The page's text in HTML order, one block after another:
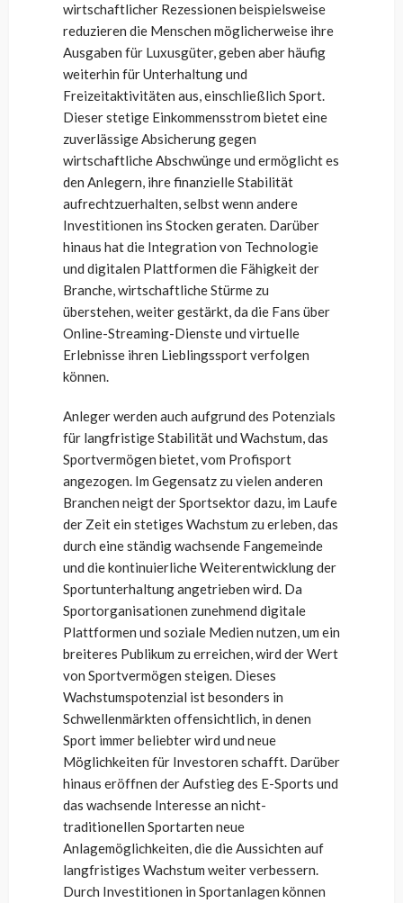
wirtschaftlicher Rezessionen beispielsweise
reduzieren die Menschen möglicherweise ihre
Ausgaben für Luxusgüter, geben aber häufig
weiterhin für Unterhaltung und
Freizeitaktivitäten aus, einschließlich Sport.
Dieser stetige Einkommensstrom bietet eine
zuverlässige Absicherung gegen
wirtschaftliche Abschwünge und ermöglicht es
den Anlegern, ihre finanzielle Stabilität
aufrechtzuerhalten, selbst wenn andere
Investitionen ins Stocken geraten. Darüber
hinaus hat die Integration von Technologie
und digitalen Plattformen die Fähigkeit der
Branche, wirtschaftliche Stürme zu
überstehen, weiter gestärkt, da die Fans über
Online-Streaming-Dienste und virtuelle
Erlebnisse ihren Lieblingssport verfolgen
können.
Anleger werden auch aufgrund des Potenzials
für langfristige Stabilität und Wachstum, das
Sportvermögen bietet, vom Profisport
angezogen. Im Gegensatz zu vielen anderen
Branchen neigt der Sportsektor dazu, im Laufe
der Zeit ein stetiges Wachstum zu erleben, das
durch eine ständig wachsende Fangemeinde
und die kontinuierliche Weiterentwicklung der
Sportunterhaltung angetrieben wird. Da
Sportorganisationen zunehmend digitale
Plattformen und soziale Medien nutzen, um ein
breiteres Publikum zu erreichen, wird der Wert
von Sportvermögen steigen. Dieses
Wachstumspotenzial ist besonders in
Schwellenmärkten offensichtlich, in denen
Sport immer beliebter wird und neue
Möglichkeiten für Investoren schafft. Darüber
hinaus eröffnen der Aufstieg des E-Sports und
das wachsende Interesse an nicht-
traditionellen Sportarten neue
Anlagemöglichkeiten, die die Aussichten auf
langfristiges Wachstum weiter verbessern.
Durch Investitionen in Sportanlagen können